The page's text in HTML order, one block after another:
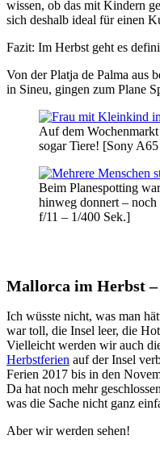
wissen, ob das mit Kindern
sich deshalb ideal für einen
Fazit: Im Herbst geht es
Von der Platja de Palma aus
in Sineu, gingen zum Plane
Auf dem
sogar Tiere! [Sony
Beim Planespotting
hinweg donnert – noch
f/11 – 1/400 Sek.]
Mallorca im Herbst
Ich wüsste nicht, was man
war toll, die Insel leer, die
Vielleicht werden wir auch
Herbstferien auf der Insel
Ferien 2017 bis in den
Da hat noch mehr
was die Sache nicht ganz
Aber wir werden sehen!